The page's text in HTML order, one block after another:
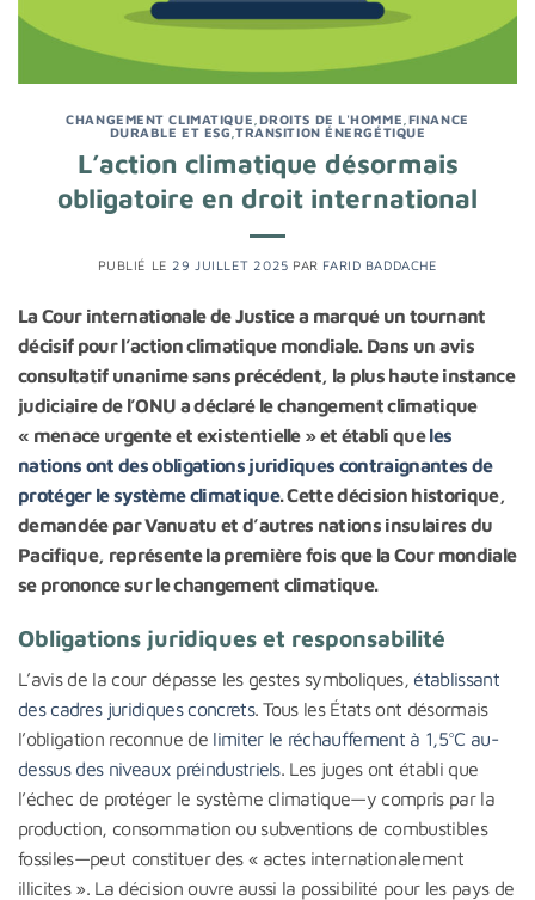
CHANGEMENT CLIMATIQUE DROITS DE L'HOMME FINANCE
DURABLE ET ESG ,TRANSITION ÉNERGÉTIQUE
L’action climatique désormais
obligatoire en droit international
PUBLIÉ LE 29 JUILLET 2025 PAR FARID BADDACHE
La Cour internationale de Justice a marqué un tournant
décisif pour l’action climatique mondiale. Dans un avis
consultatif unanime sans précédent, la plus haute instance
judiciaire de l’ONU a déclaré le changement climatique
« menace urgente et existentielle » et établi queles
nations ont des obligations juridiques contraignantes de
protéger le système climatique. Cette décision historique,
demandée par Vanuatu et d’autres nations insulaires du
Pacifique, représente la première fois que la Cour mondiale
se prononce sur le changement climatique.
Obligations juridiques et responsabilité
L’avis de la cour dépasse les gestes symboliques, établissant
des cadres juridiques concrets. Tous les États ont désormais
l’obligation reconnue de limiter le réchauffement à 1,5°C au-
dessus des niveaux préindustriels. Les juges ont établi que
l’échec de protéger le système climatique—y compris par la
production, consommation ou subventions de combustibles
fossiles—peut constituer des « actes internationalement
illicites ». La décision ouvre aussi la possibilité pour les pays de